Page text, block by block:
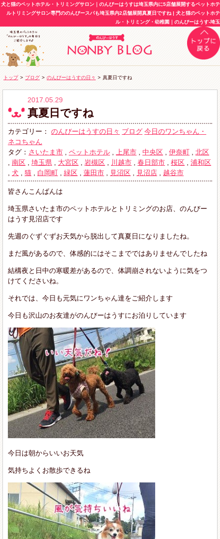
犬と猫のペットホテル・トリミングサロン｜のんびーはうすは埼玉県内に5店舗展開するペットホテ
ルトリミングサロン専門ののんびースパも埼玉県内2店舗展開真夏日ですね | 犬と猫のペットホテ
ル・トリミング・幼稚園｜のんびーはうす-埼玉
トップ > ブログ > のんびーはうすの日々 > 真夏日ですね
2017.05.29
真夏日ですね
カテゴリー： のんびーはうすの日々 ブログ 今日のワンちゃん・
ネコちゃん
タグ： さいたま市 ペットホテル 上尾市 中央区 伊奈町
北区
南区 埼玉県 大宮区 岩槻区 川越市 春日部市 桜区
浦和区
犬 猫 白岡町 緑区 蓮田市 見沼区 見沼店 越谷市
皆さんこんばんは
埼玉県さいたま市のペットホテルとトリミングのお店、のんびー
はうす見沼店です
先週のぐずぐずお天気から脱出して真夏日になりましたね。
まだ風があるので、体感的にはそこまでではありませんでしたね
結構夜と日中の寒暖差があるので、体調崩されないように気をつ
けてくださいね。
それでは、今日も元気にワンちゃん達をご紹介します
今日も沢山のお友達がのんびーはうすにお泊りしています
今日は朝からいいお天気
気持ちよくお散歩できるね